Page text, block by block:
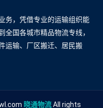
务，凭借专业的运输组织能
全国各城市精品物流专线，
运输、厂区搬迁、居民搬
晓通物流All rights